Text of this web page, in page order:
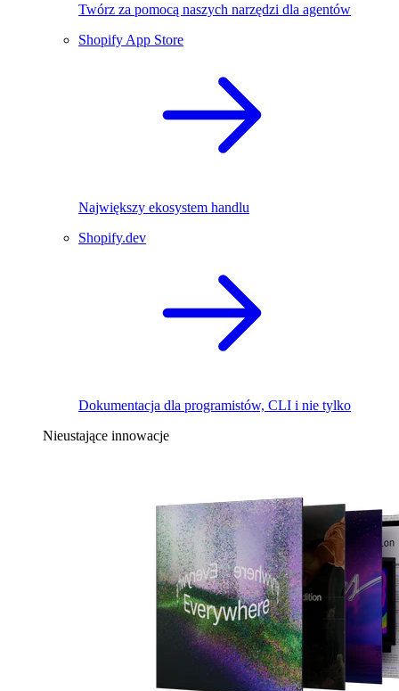
Twórz za pomocą naszych narzędzi dla agentów
Shopify App Store
Największy ekosystem handlu
Shopify.dev
Dokumentacja dla programistów, CLI i nie tylko
Nieustające innowacje